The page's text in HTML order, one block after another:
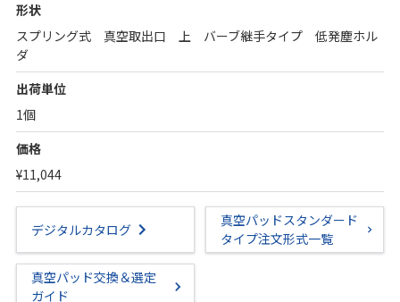
形状
スプリング式 真空取出口 上 バーブ継手タイプ 低発塵ホル
ダ
出荷単位
1個
価格
¥11,044
デジタルカタログ
真空パッドスタンダード
タイプ注文形式一覧
真空パッド交換＆選定
ガイド